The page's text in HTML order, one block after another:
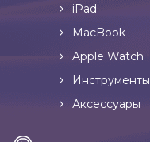
iPad
MacBook
Apple Watch
Инструменты
Аксессуары